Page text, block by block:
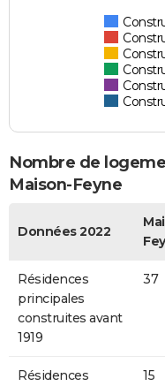
Nombre de
Maison-Feyne
Données 2022
Résidences
principales
construites avant
1919
37
Résidences
15